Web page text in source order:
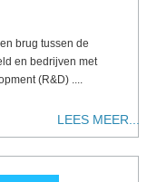
brug tussen de
en bedrijven met
(R&D) ....
LEES MEER...